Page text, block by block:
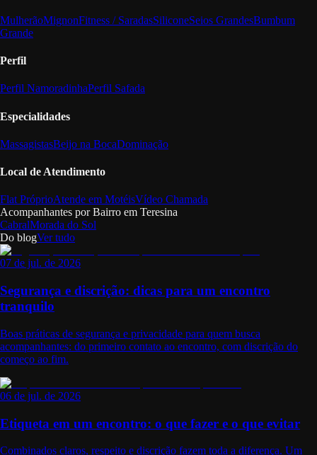
MulherãoMignonFitness / SaradasSiliconeSeios GrandesBumbum
Grande
Perfil
Perfil NamoradinhaPerfil Safada
Especialidades
MassagistasBeijo na BocaDominação
Local de Atendimento
Flat PróprioAtende em MotéisVídeo Chamada
Acompanhantes por Bairro em Teresina
CabralMorada do Sol
Do blogVer tudo
07 de jul. de 2026
Segurança e discrição: dicas para um encontro
tranquilo
Boas práticas de segurança e privacidade para quem busca
acompanhantes: do primeiro contato ao encontro, com discrição do
começo ao fim.
06 de jul. de 2026
Etiqueta em um encontro: o que fazer e o que evitar
Combinados claros, respeito e discrição fazem toda a diferença. Um